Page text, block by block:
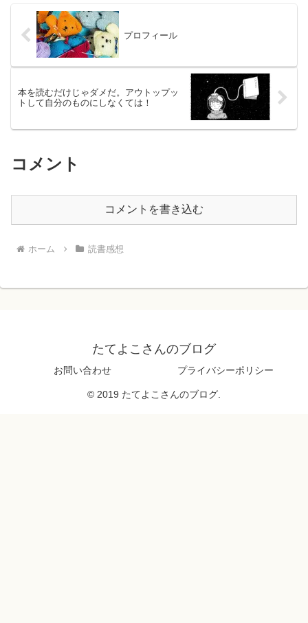
プロフィール
本を読むだけじゃダメだ。アウトップッ
トして自分のものにしなくては！
コメント
コメントを書き込む
ホーム 読書感想
たてよこさんのブログ
お問い合わせ プライバシーポリシー
© 2019 たてよこさんのブログ.